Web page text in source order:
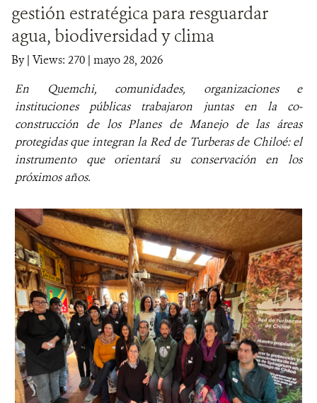
DONA
gestión estratégica para resguardar
agua, biodiversidad y clima
By| Views: 270 | mayo 28, 2026
En Quemchi, comunidades, organizaciones e
instituciones públicas trabajaron juntas en la co-
construcción de los Planes de Manejo de las áreas
protegidas que integran la Red de Turberas de Chiloé: el
instrumento que orientará su conservación en los
próximos años.